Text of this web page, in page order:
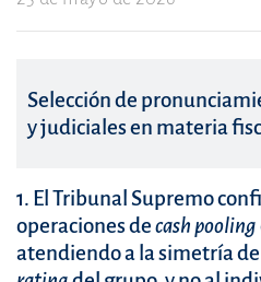
Selección de
y judiciales en materia
1. El Tribunal Supremo
operaciones decash pooling
atendiendo a la simetría